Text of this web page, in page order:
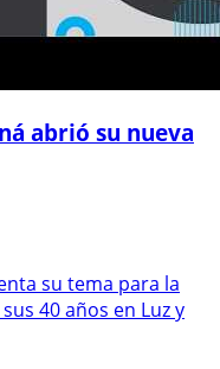
abrió su nueva